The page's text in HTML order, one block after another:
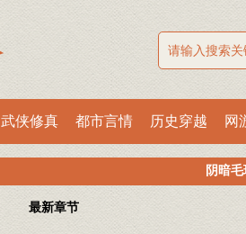
武侠修真 都市言情 历史穿越 网
阴暗
最新章节